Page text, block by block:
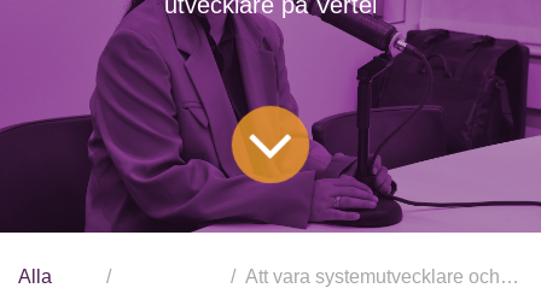
Alla
Att vara systemutvecklare och att bli förälder